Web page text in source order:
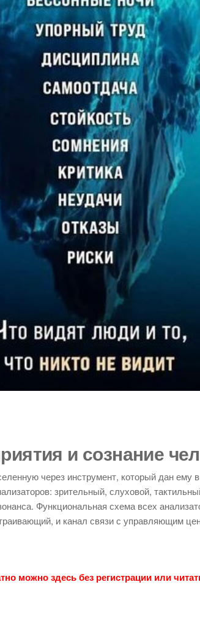
и сознание
через инструмент, который дан ему
зрительный, слуховой,
Функциональная схема всех
и канал связи с управляющим
можно здесь без регистрации или